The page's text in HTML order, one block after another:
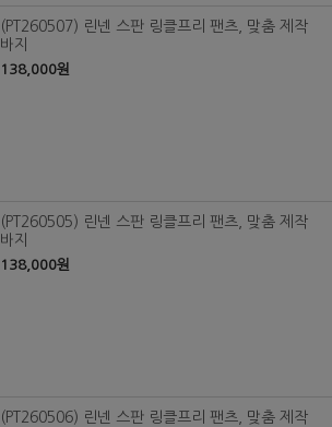
(PT260507) 린넨 스판 링클프리 팬츠, 맞춤 제작
바지
138,000원
(PT260505) 린넨 스판 링클프리 팬츠, 맞춤 제작
바지
138,000원
(PT260506) 린넨 스판 링클프리 팬츠, 맞춤 제작